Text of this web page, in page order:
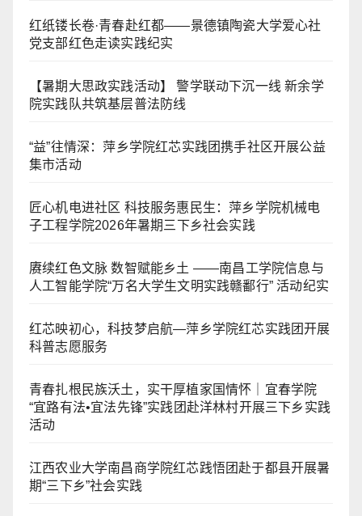
红纸镂长卷·青春赴红都——景德镇陶瓷大学爱心社
党支部红色走读实践纪实
【暑期大思政实践活动】 警学联动下沉一线 新余学
院实践队共筑基层普法防线
“益”往情深：萍乡学院红芯实践团携手社区开展公益
集市活动
匠心机电进社区 科技服务惠民生：萍乡学院机械电
子工程学院2026年暑期三下乡社会实践
赓续红色文脉 数智赋能乡土 ——南昌工学院信息与
人工智能学院“万名大学生文明实践赣鄱行” 活动纪实
红芯映初心，科技梦启航—萍乡学院红芯实践团开展
科普志愿服务
青春扎根民族沃土，实干厚植家国情怀｜宜春学院
“宜路有法•宜法先锋”实践团赴洋林村开展三下乡实践
活动
江西农业大学南昌商学院红芯践悟团赴于都县开展暑
期“三下乡”社会实践